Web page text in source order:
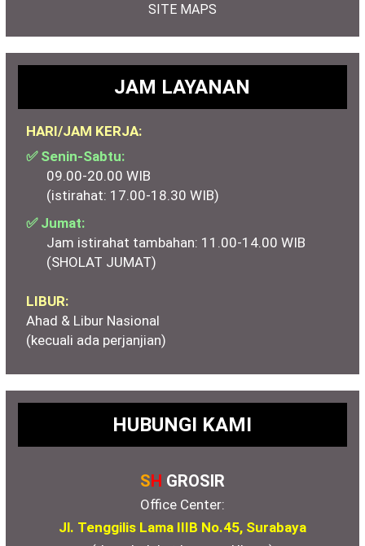
SITE MAPS
JAM LAYANAN
HARI/JAM KERJA:
✅ Senin-Sabtu:
09.00-20.00 WIB
(istirahat: 17.00-18.30 WIB)
✅ Jumat:
Jam istirahat tambahan: 11.00-14.00 WIB
(SHOLAT JUMAT)
LIBUR:
Ahad & Libur Nasional
(kecuali ada perjanjian)
HUBUNGI KAMI
SH GROSIR
Office Center:
Jl. Tenggilis Lama IIIB No.45, Surabaya